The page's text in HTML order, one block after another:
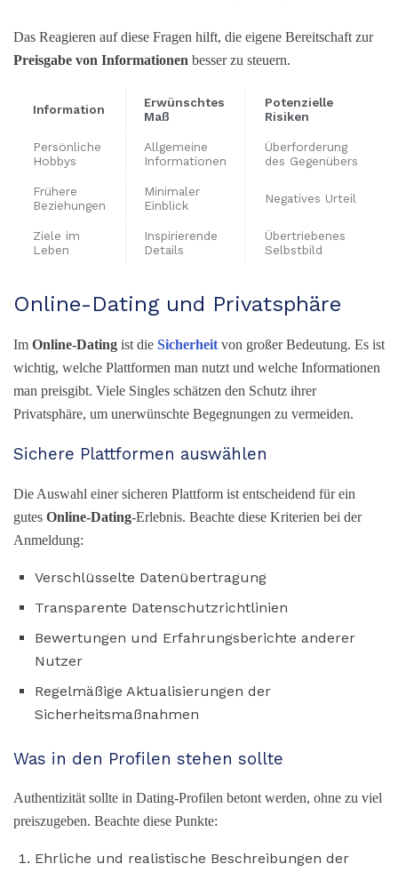
Das Reagieren auf diese Fragen hilft, die eigene Bereitschaft zur
Preisgabe von Informationen besser zu steuern.
Information
Erwünschtes
Maß
Potenzielle
Risiken
Persönliche
Hobbys
Allgemeine
Informationen
Überforderung
des Gegenübers
Frühere
Beziehungen
Minimaler
Einblick
Negatives Urteil
Ziele im
Leben
Inspirierende
Details
Übertriebenes
Selbstbild
Online-Dating und Privatsphäre
Im Online-Dating ist die Sicherheit von großer Bedeutung. Es ist
wichtig, welche Plattformen man nutzt und welche Informationen
man preisgibt. Viele Singles schätzen den Schutz ihrer
Privatsphäre, um unerwünschte Begegnungen zu vermeiden.
Sichere Plattformen auswählen
Die Auswahl einer sicheren Plattform ist entscheidend für ein
gutes Online-Dating-Erlebnis. Beachte diese Kriterien bei der
Anmeldung:
Verschlüsselte Datenübertragung
Transparente Datenschutzrichtlinien
Bewertungen und Erfahrungsberichte anderer
Nutzer
Regelmäßige Aktualisierungen der
Sicherheitsmaßnahmen
Was in den Profilen stehen sollte
Authentizität sollte in Dating-Profilen betont werden, ohne zu viel
preiszugeben. Beachte diese Punkte:
Ehrliche und realistische Beschreibungen der